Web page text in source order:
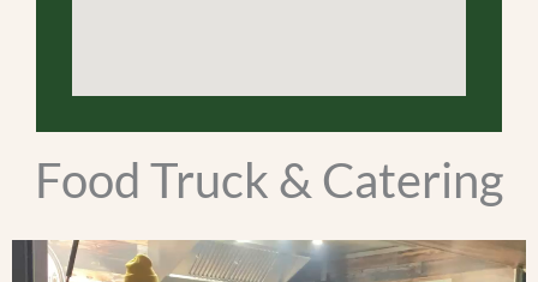
Food Truck & Catering